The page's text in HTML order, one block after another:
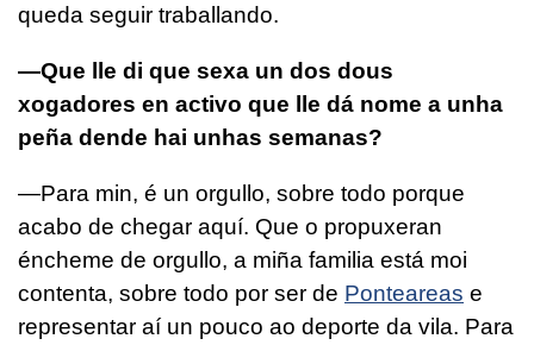
queda seguir traballando.
—Que lle di que sexa un dos dous
xogadores en activo que lle dá nome a unha
peña dende hai unhas semanas?
—Para min, é un orgullo, sobre todo porque
acabo de chegar aquí. Que o propuxeran
éncheme de orgullo, a miña familia está moi
contenta, sobre todo por ser de Ponteareas e
representar aí un pouco ao deporte da vila. Para